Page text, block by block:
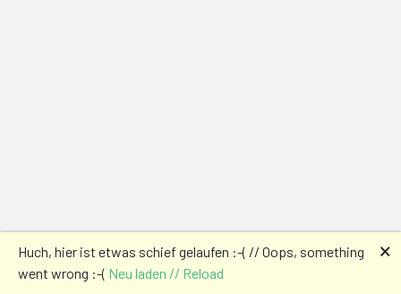
Huch, hier ist etwas schief gelaufen :-( // Oops, something
went wrong :-( Neu laden // Reload
🗙